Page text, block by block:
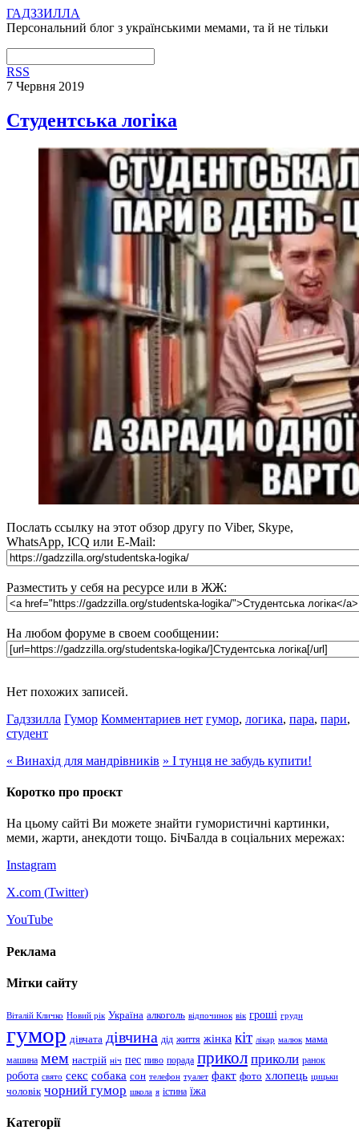
ГАДЗЗИЛЛА
Персональний блог з українськими мемами, та й не тільки
RSS
7 Червня 2019
Студентська логіка
Послать ссылку на этот обзор другу по Viber, Skype,
WhatsApp, ICQ или E-Mail:
Разместить у себя на ресурсе или в ЖЖ:
На любом форуме в своем сообщении:
Нет похожих записей.
Гадззилла Гумор Комментариев нет гумор, логика, пара, пари,
студент
« Винахід для мандрівників » І тунця не забудь купити!
Коротко про проєкт
На цьому сайті Ви можете знайти гумористичні картинки,
меми, жарти, анекдоти тощо. БічБалда в соціальних мережах:
Instagram
X.com (Twitter)
YouTube
Реклама
Мітки сайту
Віталій Кличко Новий рік Україна алкоголь відпочинок вік гроші груди
гумор дівчата дівчина дід життя жінка кіт лікар малюк мама
машина мем настрій ніч пес пиво порада прикол приколи ранок
робота свято секс собака сон телефон туалет факт фото хлопець цицьки
чоловік чорний гумор школа я істина їжа
Категорії